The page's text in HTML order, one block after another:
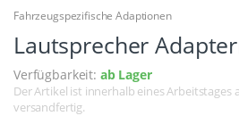
Fahrzeugspezifische Adaptionen
Lautsprecher
Verfügbarkeit: ab Lager
Der Artikel ist innerhalb eines Arbeitstages
versandfertig.